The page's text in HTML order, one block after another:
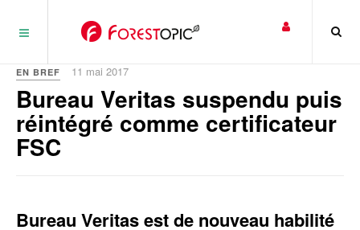
EN BREF 11 mai 2017
Bureau Veritas suspendu puis
réintégré comme certificateur
FSC
Bureau Veritas est de nouveau habilité